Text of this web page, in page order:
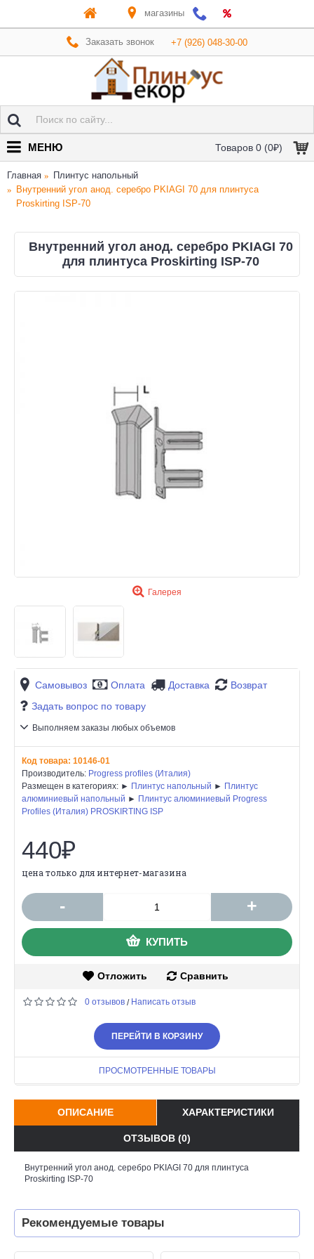
магазины
Заказать звонок +7 (926) 048-30-00
Товаров 0 (0₽)
МЕНЮ
Главная
Плинтус напольный
Внутренний угол анод. серебро PKIAGI 70 для плинтуса
Proskirting ISP-70
Внутренний угол анод. серебро PKIAGI 70
для плинтуса Proskirting ISP-70
Галерея
Самовывоз Оплата Доставка
Возврат
Задать вопрос по товару
Выполняем заказы любых объемов
Код товара: 10146-01
Производитель: Progress profiles (Италия)
Размещен в категориях: ► Плинтус напольный ► Плинтус
алюминиевый напольный ► Плинтус алюминиевый Progress
Profiles (Италия) PROSKIRTING ISP
440₽
цена только для интернет-магазина
- +
КУПИТЬ
Отложить Сравнить
0 отзывов / Написать отзыв
ПЕРЕЙТИ В КОРЗИНУ
ПРОСМОТРЕННЫЕ ТОВАРЫ
ОПИСАНИЕ ХАРАКТЕРИСТИКИ
ОТЗЫВОВ (0)
Внутренний угол анод. серебро PKIAGI 70 для плинтуса
Proskirting ISP-70
Рекомендуемые товары